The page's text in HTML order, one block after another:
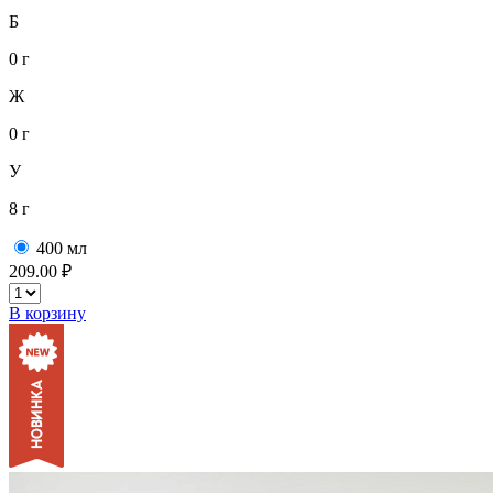
Б
0 г
Ж
0 г
У
8 г
400 мл
209.00 ₽
В корзину